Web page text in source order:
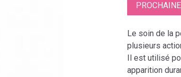
Le soin de la
plusieurs
Il est utilisé
apparition